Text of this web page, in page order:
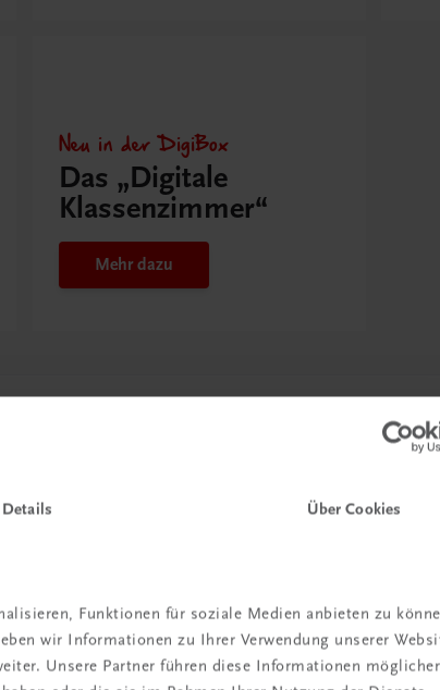
Details Über Cookies
Funktionen für soziale Medien anbieten zu
wir Informationen zu Ihrer Verwendung unserer
Unsere Partner führen diese Informationen
Neu in der DigiBox
Das „Digitale
Klassenzimmer“
Mehr dazu